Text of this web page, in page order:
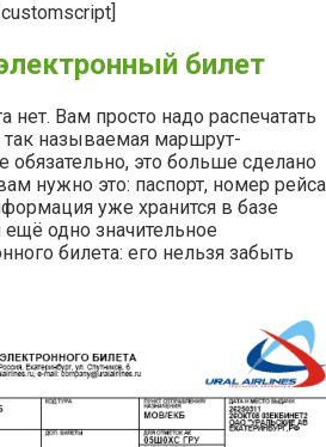
билет
нет. Вам просто надо распечатать
так называемая маршрут-
обязательно, это больше сделано
нужно это: паспорт, номер рейса
уже хранится в базе
одно значительное
билета: его нельзя забыть